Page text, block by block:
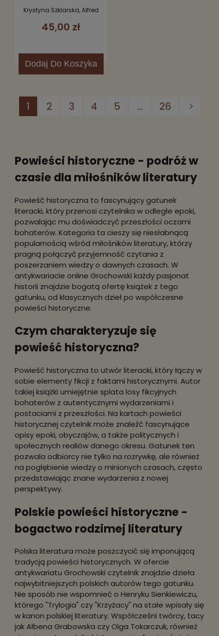
Krystyna Szklarska, Alfred
45,00 zł
Dodaj Do Koszyka
1 2 3 4 5 ... 26
Powieści historyczne - podróż w
czasie dla miłośników literatury
Powieść historyczna to fascynujący gatunek
literacki, który przenosi czytelnika w odległe epoki,
pozwalając mu doświadczyć przeszłości oczami
bohaterów. Kategoria ta cieszy się niesłabnącą
popularnością wśród miłośników literatury, którzy
pragną połączyć przyjemność czytania z
poszerzaniem wiedzy o dawnych czasach. W
antykwariacie online Grochowski każdy pasjonat
historii znajdzie bogatą ofertę książek z tego
gatunku, od klasycznych dzieł po współczesne
powieści historyczne.
Czym charakteryzuje się
powieść historyczna?
Powieść historyczna to utwór literacki, który łączy w
sobie elementy fikcji z faktami historycznymi. Autor
takiej książki umiejętnie splata losy fikcyjnych
bohaterów z autentycznymi wydarzeniami i
postaciami z przeszłości. Na kartach powieści
historycznej czytelnik może znaleźć fascynujące
opisy epoki, obyczajów, a także politycznych i
społecznych realiów danego okresu. Gatunek ten
pozwala odbiorcy nie tylko na rozrywkę, ale również
na pogłębienie wiedzy o minionych czasach, często
przedstawiając znane wydarzenia z nowej
perspektywy.
Polskie powieści historyczne -
bogactwo rodzimej literatury
Polska literatura może poszczycić się imponującą
tradycją powieści historycznych. W ofercie
antykwariatu Grochowski czytelnik znajdzie dzieła
najwybitniejszych polskich autorów tego gatunku.
Nie sposób nie wspomnieć o Henryku Sienkiewiczu,
którego "Trylogia" czy "Krzyżacy" na stałe wpisały się
w kanon polskiej literatury. Współcześni twórcy, tacy
jak Ałbena Grabowska czy Olga Tokarczuk, również